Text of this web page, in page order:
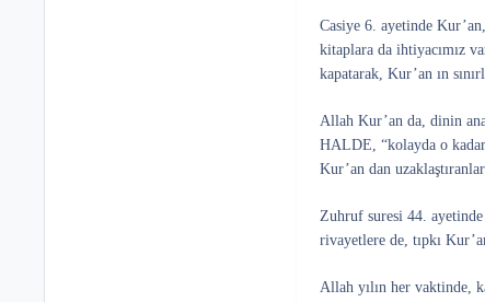
Casiye 6. ayetinde
kitaplara da ihtiyacımız
kapatarak, Kur’an ın
Allah Kur’an da, dinin
HALDE, “kolayda o
Kur’an dan
Zuhruf suresi 44.
rivayetlere de, tıpkı
Allah yılın her vaktinde,